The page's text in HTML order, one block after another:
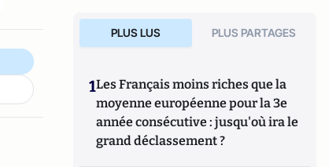
PLUS LUS PLUS PARTAGES
1Les Français moins riches que la
moyenne européenne pour la 3e
année consécutive : jusqu'où ira le
grand déclassement ?